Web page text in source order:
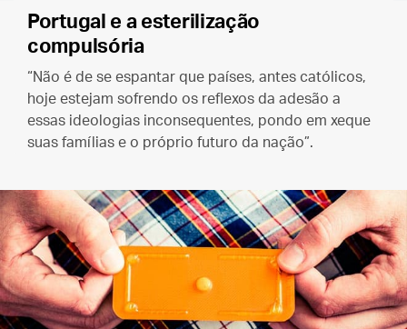
Portugal e a esterilização
compulsória
“Não é de se espantar que países, antes católicos,
hoje estejam sofrendo os reflexos da adesão a
essas ideologias inconsequentes, pondo em xeque
suas famílias e o próprio futuro da nação”.